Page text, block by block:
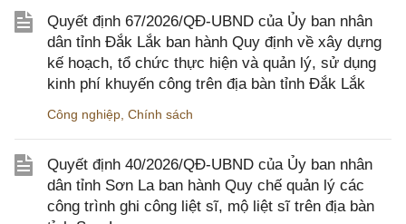
Quyết định 67/2026/QĐ-UBND của Ủy ban nhân
dân tỉnh Đắk Lắk ban hành Quy định về xây dựng
kế hoạch, tổ chức thực hiện và quản lý, sử dụng
kinh phí khuyến công trên địa bàn tỉnh Đắk Lắk
Công nghiệp, Chính sách
Quyết định 40/2026/QĐ-UBND của Ủy ban nhân
dân tỉnh Sơn La ban hành Quy chế quản lý các
công trình ghi công liệt sĩ, mộ liệt sĩ trên địa bàn